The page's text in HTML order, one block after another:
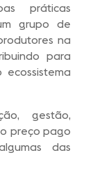
práticas
grupo de
na
para
gestão,
preço pago
das